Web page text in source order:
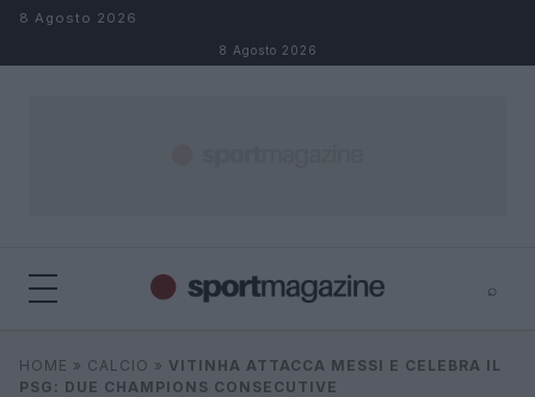
Salta al contenuto
8 Agosto 2026
8 Agosto 2026
⌕
Cerca
⌕
HOME » CALCIO » VITINHA ATTACCA MESSI E CELEBRA IL
PSG: DUE CHAMPIONS CONSECUTIVE